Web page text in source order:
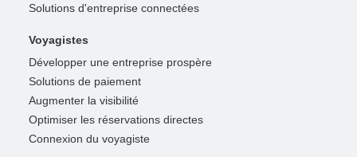
Solutions d'entreprise connectées
Voyagistes
Développer une entreprise prospère
Solutions de paiement
Augmenter la visibilité
Optimiser les réservations directes
Connexion du voyagiste